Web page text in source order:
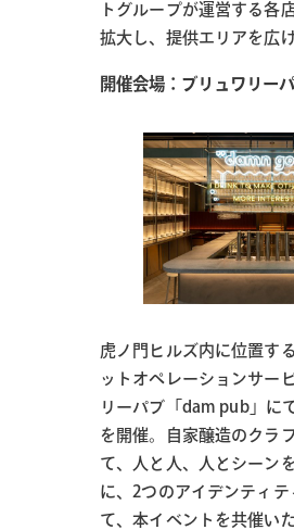
トグループが運営する各
拡大し、提供エリアを広
開催会場：ブリュワリー
虎ノ門ヒルズ内に位置す
ットオペレーションサー
リーパブ「dam pub」に
を開催。自家醸造のクラ
て、人と人、人とシーン
に、2つのアイデンティ
て、本イベントを共催い